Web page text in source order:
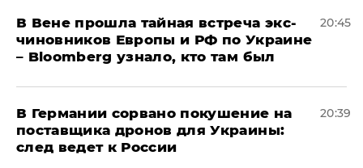
В Вене прошла тайная встреча экс-
чиновников Европы и РФ по Украине
– Bloomberg узнало, кто там был
20:45
​В Германии сорвано покушение на
поставщика дронов для Украины:
след ведет к России
20:39